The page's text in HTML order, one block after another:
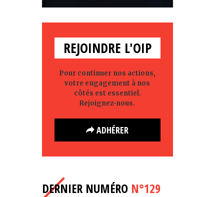
REJOINDRE L'OIP
Pour continuer nos actions,
votre engagement à nos
côtés est essentiel.
Rejoignez-nous.
ADHÉRER
DERNIER NUMÉRO N°129